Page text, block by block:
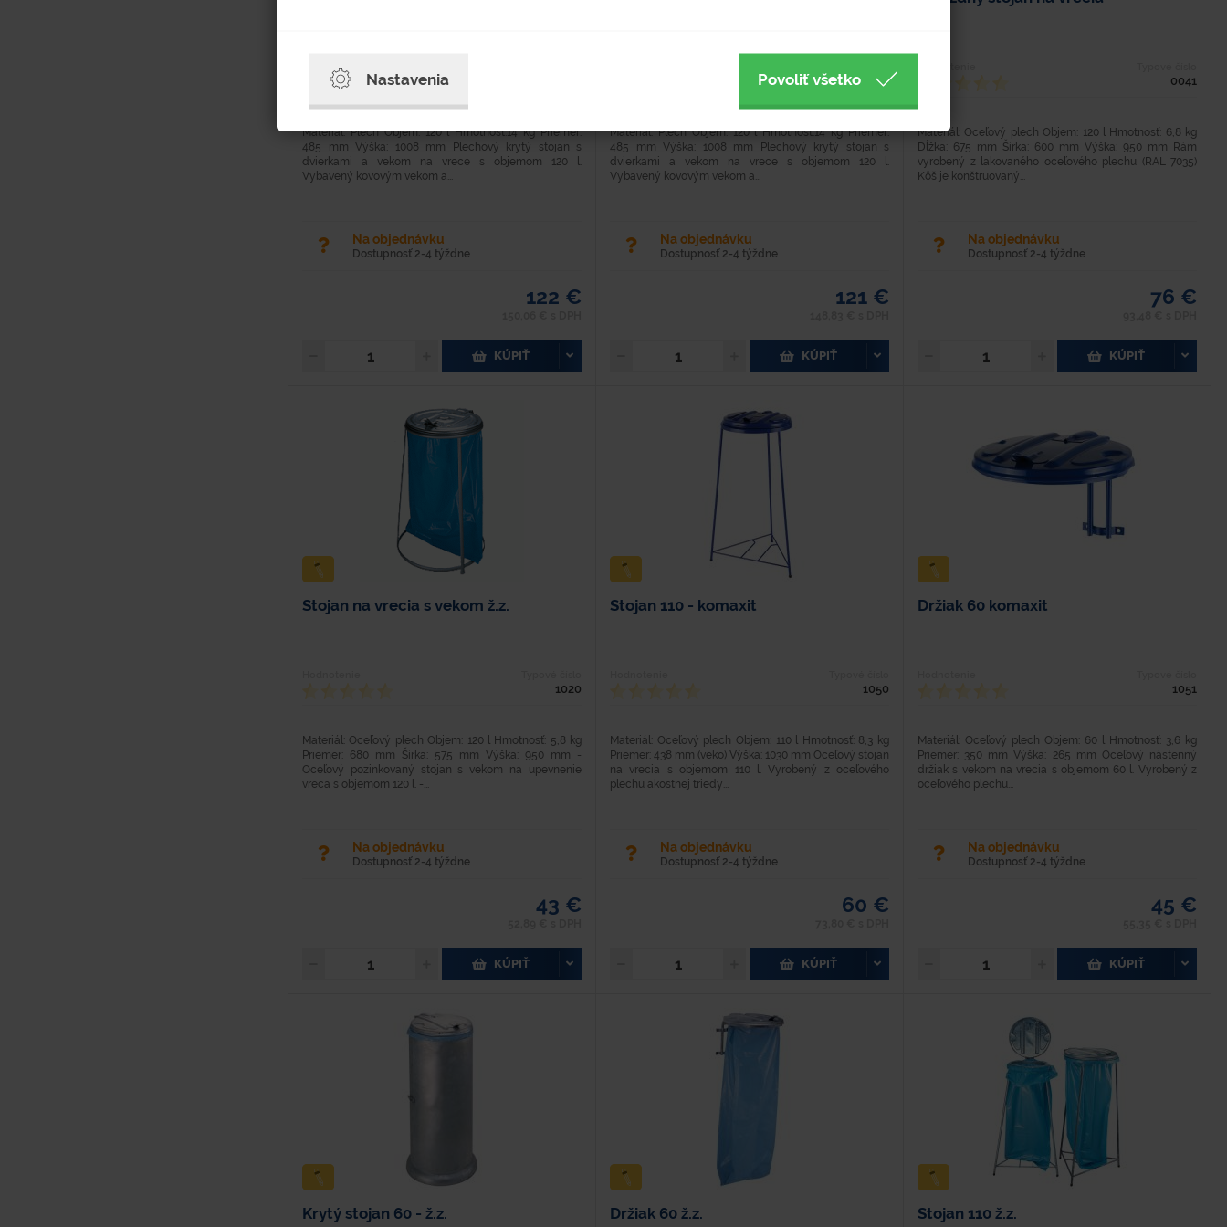
Hodnotenie
Materiál: Plech Objem: 120 l Hmotnosť:14 kg Priemer:
485 mm Výška: 1008 mm Plechový krytý stojan s
dvierkami a vekom na vrece s objemom 120 l.
Vybavený kovovým vekom a...
Na objednávku
Dostupnosť 2-4 týždne
122 €
KÚPIŤ
0040-7
Materiál: Plech Objem: 120 l Hmotnosť:14 kg Priemer:
485 mm Výška: 1008 mm Plechový krytý stojan s
dvierkami a vekom na vrece s objemom 120 l.
Vybavený kovovým vekom a...
Na objednávku
Dostupnosť 2-4 týždne
121 €
KÚPIŤ
0041
Materiál: Oceľový plech Objem: 120 l Hmotnosť: 6,8 kg
Dĺžka: 675 mm Šírka: 600 mm Výška: 950 mm Rám
vyrobený z lakovaného oceľového plechu (RAL 7035)
Kôš je konštruovaný...
Na objednávku
Dostupnosť 2-4 týždne
76 €
KÚPIŤ
Stojan na vrecia s vekom ž.z.
1020
Materiál: Oceľový plech Objem: 120 l Hmotnosť: 5,8 kg
Priemer: 680 mm Šírka: 575 mm Výška: 950 mm -
Oceľový pozinkovaný stojan s vekom na upevnenie
vreca s objemom 120 l. -...
Na objednávku
Dostupnosť 2-4 týždne
43 €
KÚPIŤ
Stojan 110 - komaxit
1050
Materiál: Oceľový plech Objem: 110 l Hmotnosť: 8,3 kg
Priemer: 438 mm (veko) Výška: 1030 mm Oceľový stojan
na vrecia s objemom 110 l. Vyrobený z oceľového
plechu akostnej triedy...
Na objednávku
Dostupnosť 2-4 týždne
60 €
KÚPIŤ
Držiak 60 komaxit
1051
Materiál: Oceľový plech Objem: 60 l Hmotnosť: 3,6 kg
Priemer: 350 mm Výška: 265 mm Oceľový nástenný
držiak s vekom na vrecia s objemom 60 l. Vyrobený z
oceľového plechu...
Na objednávku
Dostupnosť 2-4 týždne
45 €
KÚPIŤ
Krytý stojan 60 - ž.z. Držiak 60 ž.z. Stojan 110 ž.z.
Nastavenia Povoliť všetko